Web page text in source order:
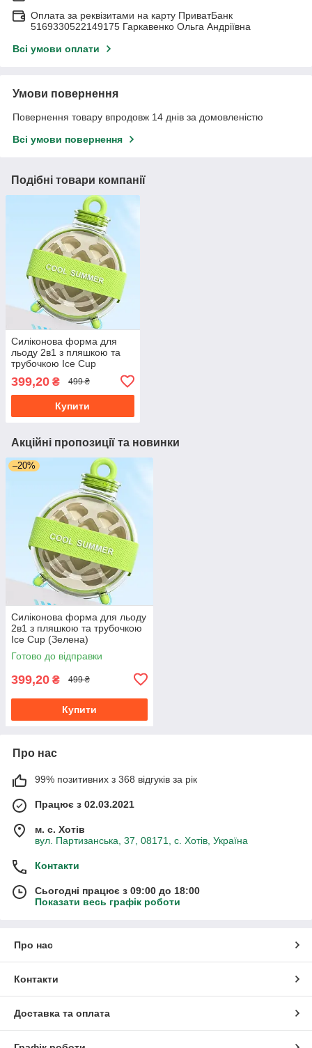
Оплата за реквізитами на карту ПриватБанк
5169330522149175 Гаркавенко Ольга Андріївна
Всі умови оплати
Умови повернення
Повернення товару впродовж 14 днів за домовленістю
Всі умови повернення
Подібні товари компанії
Силіконова форма для
льоду 2в1 з пляшкою та
трубочкою Ice Cup
399,20 ₴ 499 ₴
Купити
Акційні пропозиції та новинки
–20%
Силіконова форма для льоду
2в1 з пляшкою та трубочкою
Ice Cup (Зелена)
Готово до відправки
399,20 ₴ 499 ₴
Купити
Про нас
99% позитивних з 368 відгуків за рік
Працює з 02.03.2021
м. с. Хотів
вул. Партизанська, 37, 08171, с. Хотів, Україна
Контакти
Сьогодні працює з 09:00 до 18:00
Показати весь графік роботи
Про нас
Контакти
Доставка та оплата